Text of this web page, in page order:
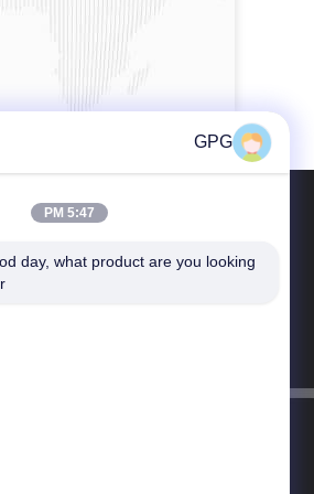
GPG
5:47 PM
day, what product are you looking